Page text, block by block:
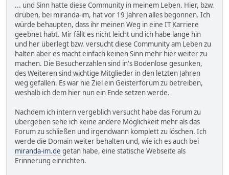
... und Sinn hatte diese Community in meinem Leben. Hier, bzw.
drüben, bei miranda-im, hat vor 19 Jahren alles begonnen. Ich
würde behaupten, dass ihr meinen Weg in eine IT Karriere
geebnet habt. Mir fällt es nicht leicht und ich habe lange hin
und her überlegt bzw. versucht diese Community am Leben zu
halten aber es macht einfach keinen Sinn mehr hier weiter zu
machen. Die Besucherzahlen sind in's Bodenlose gesunken,
des Weiteren sind wichtige Mitglieder in den letzten Jahren
weg gefallen. Es war nie Ziel ein Geisterforum zu betreiben,
weshalb ich dem hier nun ein Ende setzen werde.
Nachdem ich intern vergeblich versucht habe das Forum zu
übergeben sehe ich keine andere Möglichkeit mehr als das
Forum zu schließen und irgendwann komplett zu löschen. Ich
werde die Domain weiter behalten und, wie ich es auch bei
miranda-im.de getan habe, eine statische Webseite als
Erinnerung einrichten.